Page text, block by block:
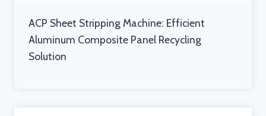
ACP Sheet Stripping Machine: Efficient
Aluminum Composite Panel Recycling
Solution